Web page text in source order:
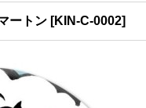
ートン [KIN-C-0002]